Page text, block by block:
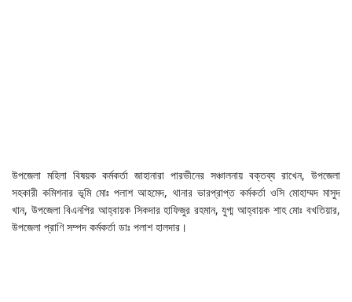
উপজেলা মহিলা বিষয়ক কর্মকর্তা জাহানারা পারভীনের সঞ্চালনায় বক্তব্য রাখেন, উপজেলা
সহকারী কমিশনার ভূমি মোঃ পলাশ আহমেদ, থানার ভারপ্রাপ্ত কর্মকর্তা ওসি মোহাম্মদ মাসুদ
খান, উপজেলা বিএনপির আহ্বায়ক সিকদার হাফিজুর রহমান, যুগ্ম আহ্বায়ক শাহ মোঃ বখতিয়ার,
উপজেলা প্রাণি সম্পদ কর্মকর্তা ডাঃ পলাশ হালদার।